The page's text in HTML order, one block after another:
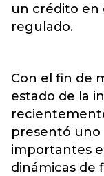
un crédito en
regulado.
Con el fin de
estado de la
presentó uno
importantes
dinámicas de